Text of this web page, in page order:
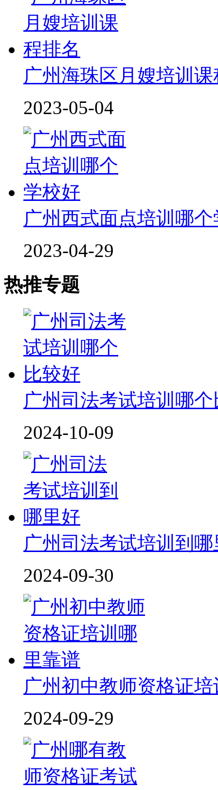
广州海珠区月嫂培训
2023-05-04
广州西式面点培训哪
2023-04-29
热推专题
广州司法考试培训哪
2024-10-09
广州司法考试培训到
2024-09-30
广州初中教师资格证
2024-09-29